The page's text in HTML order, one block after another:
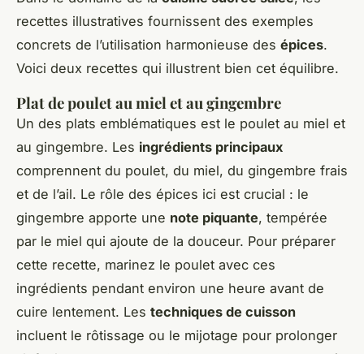
recettes illustratives fournissent des exemples
concrets de l’utilisation harmonieuse des épices.
Voici deux recettes qui illustrent bien cet équilibre.
Plat de poulet au miel et au gingembre
Un des plats emblématiques est le poulet au miel et
au gingembre. Les ingrédients principaux
comprennent du poulet, du miel, du gingembre frais
et de l’ail. Le rôle des épices ici est crucial : le
gingembre apporte une note piquante, tempérée
par le miel qui ajoute de la douceur. Pour préparer
cette recette, marinez le poulet avec ces
ingrédients pendant environ une heure avant de
cuire lentement. Les techniques de cuisson
incluent le rôtissage ou le mijotage pour prolonger